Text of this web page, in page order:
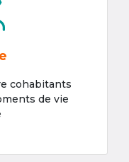
cohabitants
de vie